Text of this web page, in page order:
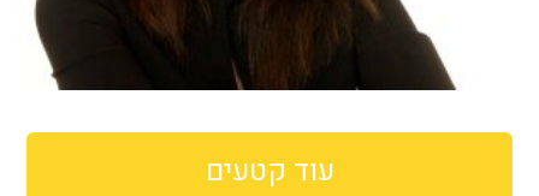
עוד קטעים